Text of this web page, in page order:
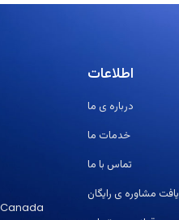
اطلاعات
درباره ی ما
خدمات ما
تماس با ما
مشاوره ی رایگان